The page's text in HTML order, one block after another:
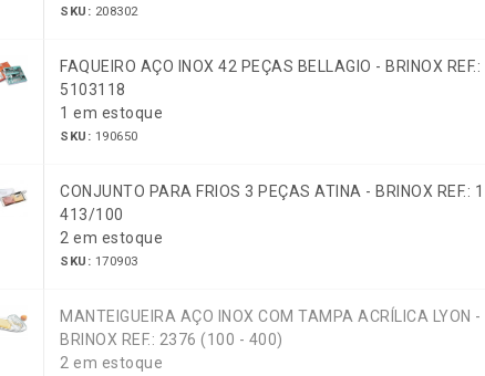
SKU: 208302
FAQUEIRO AÇO INOX 42 PEÇAS BELLAGIO - BRINOX REF.:
5103118
1 em estoque
SKU: 190650
CONJUNTO PARA FRIOS 3 PEÇAS ATINA - BRINOX REF.: 1
413/100
2 em estoque
SKU: 170903
MANTEIGUEIRA AÇO INOX COM TAMPA ACRÍLICA LYON -
BRINOX REF.: 2376 (100 - 400)
2 em estoque